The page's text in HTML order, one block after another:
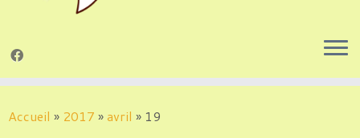
auAccueil » 2017 » avril » 19